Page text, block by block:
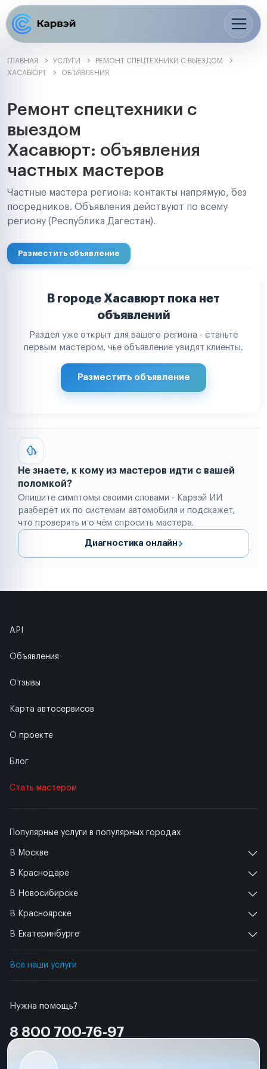
ГЛАВНАЯ УСЛУГИ
РЕМОНТ СПЕЦТЕХНИКИ С ВЫЕЗДОМ
ХАСАВЮРТ
ОБЪЯВЛЕНИЯ
Ремонт спецтехники с
выездом
Хасавюрт: объявления
частных мастеров
Частные мастера региона: контакты напрямую, без
посредников. Объявления действуют по всему
региону (Республика Дагестан).
Разместить объявление
В городе Хасавюрт пока нет
объявлений
Раздел уже открыт для вашего региона - станьте
первым мастером, чьё объявление увидят клиенты.
Разместить объявление
Не знаете, к кому из мастеров идти с вашей
поломкой?
Опишите симптомы своими словами - Карвэй ИИ
разберёт их по системам автомобиля и подскажет,
что проверять и о чём спросить мастера.
Диагностика онлайн
Нужна помощь?
8 800 700-76-97
Популярные услуги в популярных городах
В Москве
В Краснодаре
В Новосибирске
В Красноярске
В Екатеринбурге
Все наши услуги
API
Объявления
Отзывы
Карта автосервисов
О проекте
Блог
Стать мастером